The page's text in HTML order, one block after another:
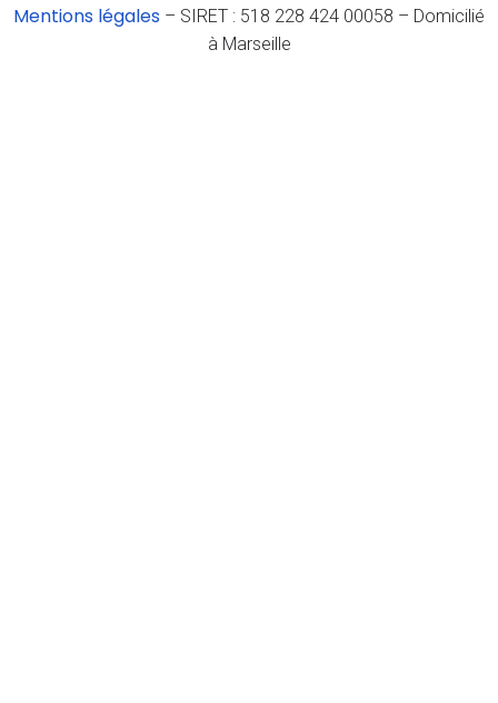
Mentions légales – SIRET : 518 228 424 00058 – Domicilié
à Marseille